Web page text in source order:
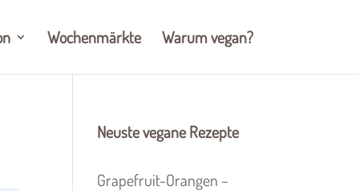
Wochenmärkte Warum vegan?
Neuste vegane Rezepte
Grapefruit-Orangen –